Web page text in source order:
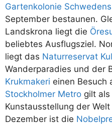
Gartenkolonie Schwedens
September bestaunen.
Landskrona liegt die
beliebtes Ausflugsziel.
liegt das Naturreservat
Wanderparadies und der
Krukmakeri einen Besuch
Stockholmer Metro gilt
Kunstausstellung der
Dezember ist die